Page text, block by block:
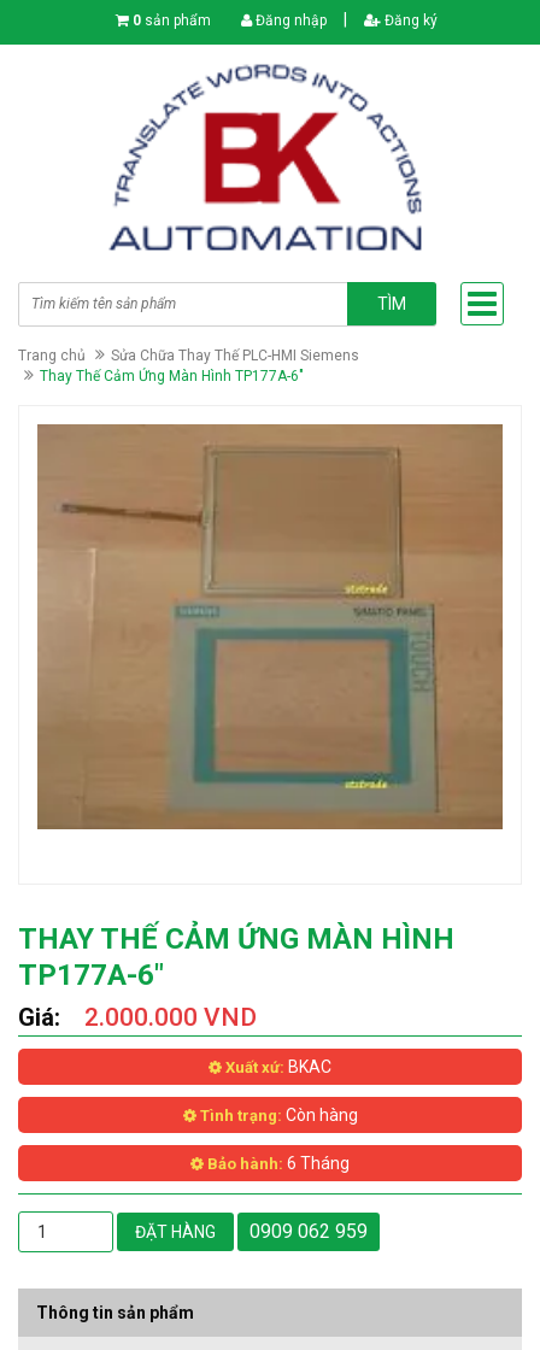
0 sản phẩm Đăng nhập Đăng ký
TÌM
Trang chủ
Sửa Chữa Thay Thế PLC-HMI Siemens
Thay Thế Cảm Ứng Màn Hình TP177A-6"
THAY THẾ CẢM ỨNG MÀN HÌNH
TP177A-6"
Giá: 2.000.000 VND
Xuất xứ: BKAC
Tình trạng: Còn hàng
Bảo hành: 6 Tháng
ĐẶT HÀNG 0909 062 959
Thông tin sản phẩm